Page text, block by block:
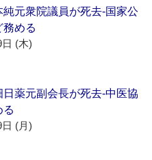
純元衆院議員が死去‐国家公
務める
(木)
日薬元副会長が死去‐中医協
る
(月)